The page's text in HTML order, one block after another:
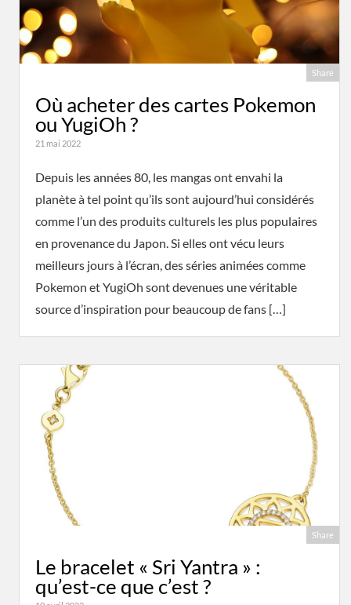
Share
Où acheter des cartes Pokemon
ou YugiOh ?
21 mai 2022
Depuis les années 80, les mangas ont envahi la
planète à tel point qu’ils sont aujourd’hui considérés
comme l’un des produits culturels les plus populaires
en provenance du Japon. Si elles ont vécu leurs
meilleurs jours à l’écran, des séries animées comme
Pokemon et YugiOh sont devenues une véritable
source d’inspiration pour beaucoup de fans […]
Share
Le bracelet « Sri Yantra » :
qu’est-ce que c’est ?